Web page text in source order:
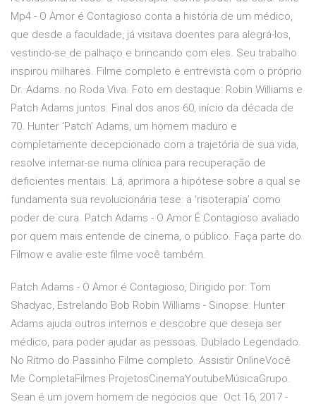
Mp4 - O Amor é Contagioso conta a história de um médico,
que desde a faculdade, já visitava doentes para alegrá-los,
vestindo-se de palhaço e brincando com eles. Seu trabalho
inspirou milhares. Filme completo e entrevista com o próprio
Dr. Adams. no Roda Viva. Foto em destaque: Robin Williams e
Patch Adams juntos. Final dos anos 60, início da década de
70. Hunter ‘Patch’ Adams, um homem maduro e
completamente decepcionado com a trajetória de sua vida,
resolve internar-se numa clínica para recuperação de
deficientes mentais. Lá, aprimora a hipótese sobre a qual se
fundamenta sua revolucionária tese: a ‘risoterapia’ como
poder de cura. Patch Adams - O Amor É Contagioso avaliado
por quem mais entende de cinema, o público. Faça parte do
Filmow e avalie este filme você também.
Patch Adams - O Amor é Contagioso, Dirigido por: Tom
Shadyac, Estrelando Bob Robin Williams - Sinopse: Hunter
Adams ajuda outros internos e descobre que deseja ser
médico, para poder ajudar as pessoas. Dublado Legendado.
No Ritmo do Passinho Filme completo. Assistir OnlineVocê
Me CompletaFilmes ProjetosCinemaYoutubeMúsicaGrupo.
Sean é um jovem homem de negócios que Oct 16, 2017 -